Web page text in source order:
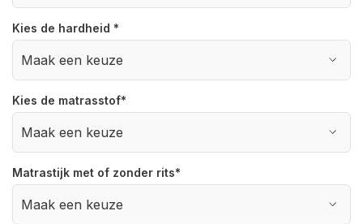
Kies de hardheid *
Kies de matrasstof*
Matrastijk met of zonder rits*